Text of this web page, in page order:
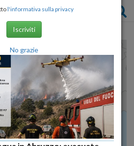
l'informativa sulla privacy
Iscriviti
No grazie